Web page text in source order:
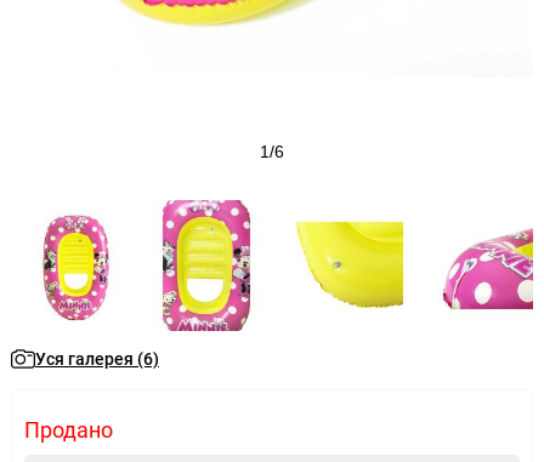
1/6
Уся галерея (6)
Продано